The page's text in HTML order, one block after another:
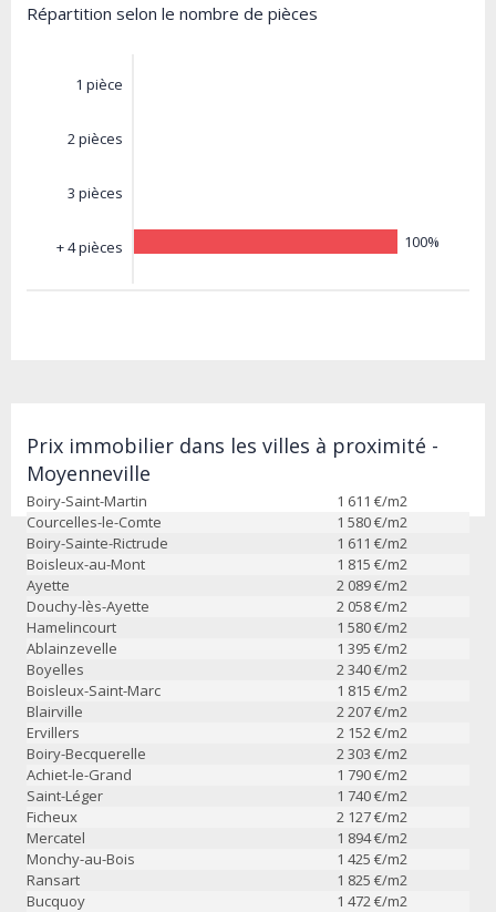
Répartition selon le nombre de pièces
1 pièce
2 pièces
3 pièces
+ 4 pièces 100%
Prix immobilier dans les villes à proximité -
Moyenneville
Boiry-Saint-Martin 1 611 €/m2
Courcelles-le-Comte
1 580€/m2
Boiry-Sainte-Rictrude
1 611 €/m2
Boisleux-au-Mont
1 815 €/m2
Ayette
2 089€/m2
Douchy-lès-Ayette
2 058€/m2
Hamelincourt
1 580€/m2
Ablainzevelle
1 395 €/m2
Boyelles
2 340€/m2
Boisleux-Saint-Marc
1 815 €/m2
Blairville
2 207€/m2
Ervillers
2 152 €/m2
Boiry-Becquerelle
2 303 €/m2
Achiet-le-Grand
1 790€/m2
Saint-Léger
1 740€/m2
Ficheux
2 127€/m2
Mercatel
1 894€/m2
Monchy-au-Bois
1 425 €/m2
Ransart
1 825 €/m2
Bucquoy
1 472 €/m2